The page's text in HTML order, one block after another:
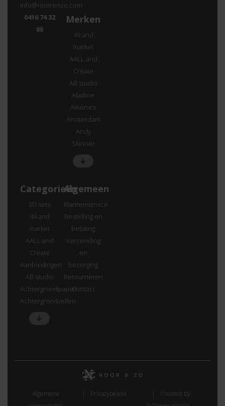
info@noorenzo.com
0416 74 32
00
Merken
49 and
market
AALL and
Create
AB studio
Aladine
Aleene’s
Amsterdam
Andy
Skinner
Categorieën
3D sets
49 and
market
AALL and
Create
Aanbiedingen
AB studio
Achtergrondpapier
Achtergrondvellen
Algemeen
Klantenservice
Bestelling en
betaling
Verzending
en
bezorging
Retourneren
Contact
Algemene
Privacybeleid
Created by